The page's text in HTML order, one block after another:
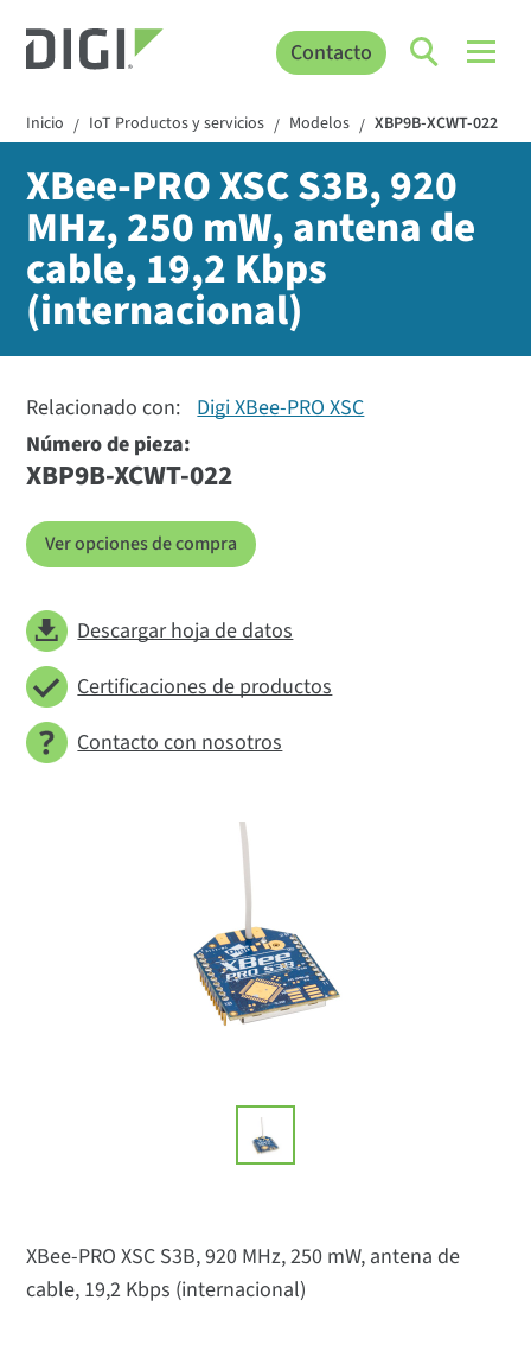
Contacto
Inicio / IoT Productos y servicios / Modelos / XBP9B-XCWT-022
XBee-PRO XSC S3B, 920
MHz, 250 mW, antena de
cable, 19,2 Kbps
(internacional)
Relacionado con: Digi XBee-PRO XSC
Número de pieza:
XBP9B-XCWT-022
Ver opciones de compra
Descargar hoja de datos
Certificaciones de productos
Contacto con nosotros
XBee-PRO XSC S3B, 920 MHz, 250 mW, antena de
cable, 19,2 Kbps (internacional)